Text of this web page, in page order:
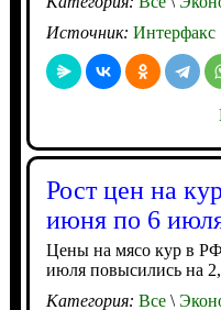
Источник: Интерфакс
Рост цен на
июня по 6
Цены на мясо кур в
июля повысились на
Категория: Все\